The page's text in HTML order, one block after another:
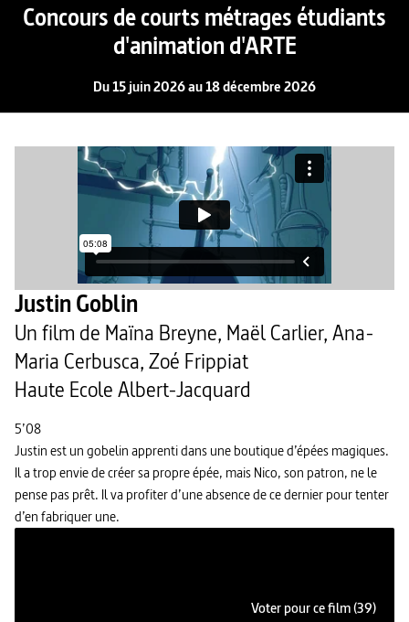
Concours de courts métrages étudiants
d'animation d'ARTE
Du 15 juin 2026 au 18 décembre 2026
Justin Goblin
Un film de Maïna Breyne, Maël Carlier, Ana-
Maria Cerbusca, Zoé Frippiat
Haute Ecole Albert-Jacquard
5’08
Justin est un gobelin apprenti dans une boutique d’épées magiques.
Il a trop envie de créer sa propre épée, mais Nico, son patron, ne le
pense pas prêt. Il va profiter d’une absence de ce dernier pour tenter
d’en fabriquer une.
Voter pour ce film (39)